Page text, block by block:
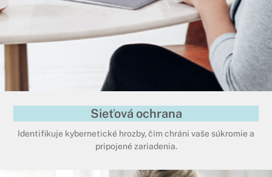
Sieťová ochrana
Identifikuje kybernetické hrozby, čím chráni vaše súkromie a
pripojené zariadenia.